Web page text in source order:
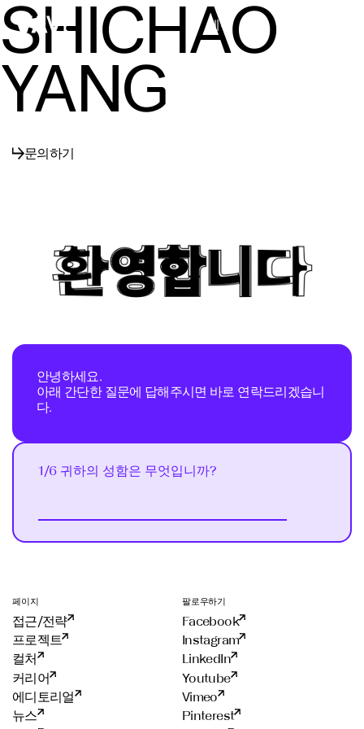
메뉴
닫기
SHICHAO
YANG
문의하기
안녕하세요.
아래 간단한 질문에 답해주시면 바로 연락드리겠습니
다.
1/6 귀하의 성함은 무엇입니까?
페이지
접근/전략
프로젝트
컬처
커리어
에디토리얼
뉴스
팔로우하기
Facebook
Instagram
LinkedIn
Youtube
Vimeo
Pinterest